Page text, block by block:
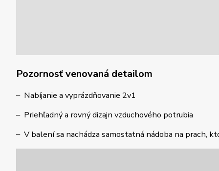
Pozornosť venovaná detailom
– Nabíjanie a vyprázdňovanie 2v1
– Priehľadný a rovný dizajn vzduchového potrubia
– V balení sa nachádza samostatná nádoba na prach,